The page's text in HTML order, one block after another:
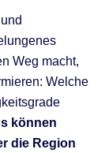
Weg macht,
Welche
können
die Region